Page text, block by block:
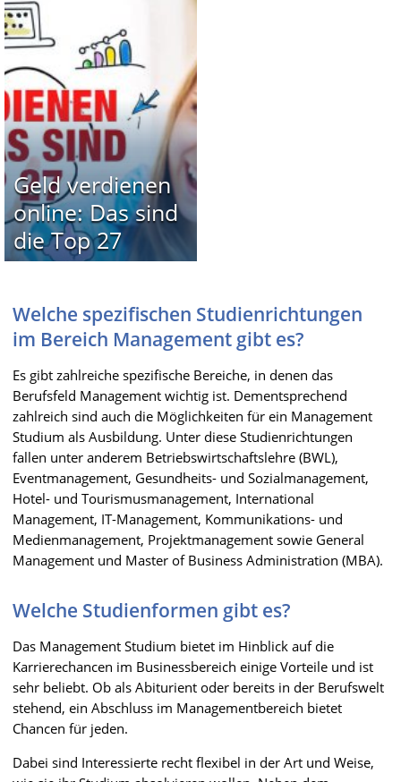
Geld verdienen
online: Das sind
die Top 27
Welche spezifischen Studienrichtungen
im Bereich Management gibt es?
Es gibt zahlreiche spezifische Bereiche, in denen das
Berufsfeld Management wichtig ist. Dementsprechend
zahlreich sind auch die Möglichkeiten für ein Management
Studium als Ausbildung. Unter diese Studienrichtungen
fallen unter anderem Betriebswirtschaftslehre (BWL),
Eventmanagement, Gesundheits- und Sozialmanagement,
Hotel- und Tourismusmanagement, International
Management, IT-Management, Kommunikations- und
Medienmanagement, Projektmanagement sowie General
Management und Master of Business Administration (MBA).
Welche Studienformen gibt es?
Das Management Studium bietet im Hinblick auf die
Karrierechancen im Businessbereich einige Vorteile und ist
sehr beliebt. Ob als Abiturient oder bereits in der Berufswelt
stehend, ein Abschluss im Managementbereich bietet
Chancen für jeden.
Dabei sind Interessierte recht flexibel in der Art und Weise,